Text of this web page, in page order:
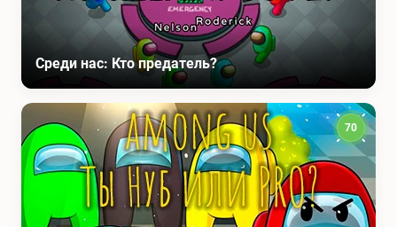
Среди нас: Кто предатель?
70